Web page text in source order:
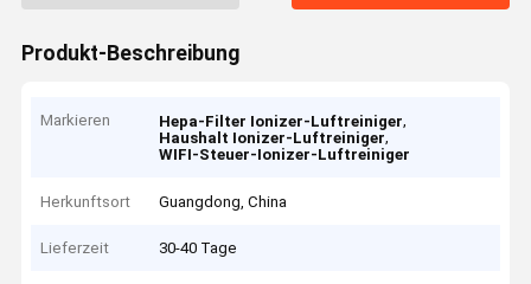
Produkt-Beschreibung
Markieren Hepa-Filter Ionizer-Luftreiniger,
Haushalt Ionizer-Luftreiniger,
WIFI-Steuer-Ionizer-Luftreiniger
Herkunftsort Guangdong, China
Lieferzeit 30-40 Tage